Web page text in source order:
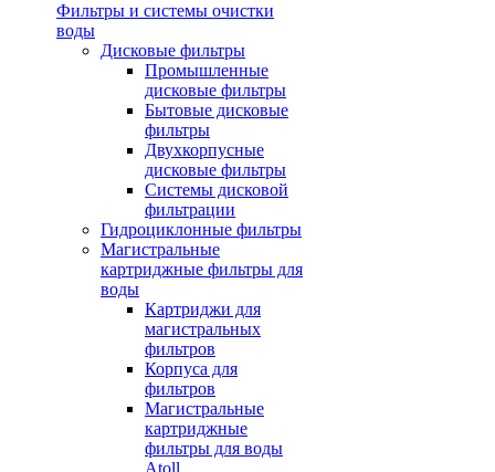
Фильтры и системы очистки
воды
Дисковые фильтры
Промышленные
дисковые фильтры
Бытовые дисковые
фильтры
Двухкорпусные
дисковые фильтры
Системы дисковой
фильтрации
Гидроциклонные фильтры
Магистральные
картриджные фильтры для
воды
Картриджи для
магистральных
фильтров
Корпуса для
фильтров
Магистральные
картриджные
фильтры для воды